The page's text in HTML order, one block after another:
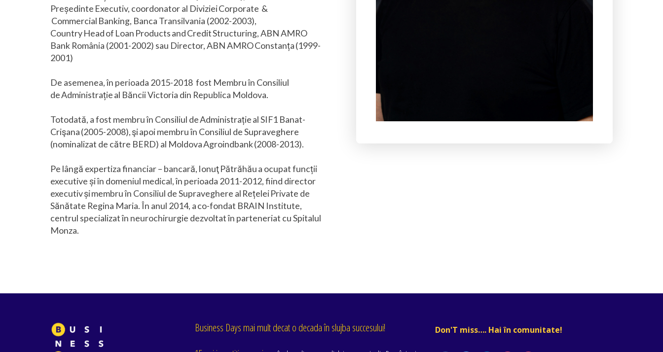
Președinte Executiv, coordonator al Diviziei Corporate &
Commercial Banking, Banca Transilvania (2002-2003),
Country Head of Loan Products and Credit Structuring, ABN AMRO
Bank România (2001-2002) sau Director, ABN AMRO Constanța (1999-
2001)
De asemenea, în perioada 2015-2018 fost Membru în Consiliul
de Administrație al Băncii Victoria din Republica Moldova.
Totodată, a fost membru în Consiliul de Administrație al SIF1 Banat-
Crişana (2005-2008), şi apoi membru în Consiliul de Supraveghere
(nominalizat de către BERD) al Moldova Agroindbank (2008-2013).
Pe lângă expertiza financiar – bancară, Ionuţ Pătrăhău a ocupat funcții
executive și în domeniul medical, în perioada 2011-2012, fiind director
executiv și membru în Consiliul de Supraveghere al Rețelei Private de
Sănătate Regina Maria. În anul 2014, a co-fondat BRAIN Institute,
centrul specializat în neurochirurgie dezvoltat în parteneriat cu Spitalul
Monza.
Business Days mai mult decat o decada în slujba succesului!
Don'T miss…. Hai în comunitate!